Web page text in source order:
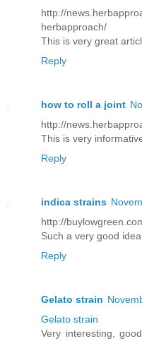
http://
herbapproach/
This is very great
Reply
how to roll a joint
http://
This is very
Reply
indica strains
http://
Such a very good
Reply
Gelato strain
Gelato strain
Very interesting,